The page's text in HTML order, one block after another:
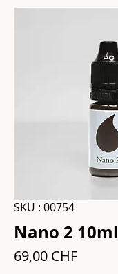
SKU : 00754
Nano 2 10ml
69,00 CHFPrix